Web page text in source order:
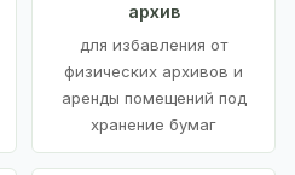
архив
для избавления от
физических архивов и
аренды помещений под
хранение бумаг